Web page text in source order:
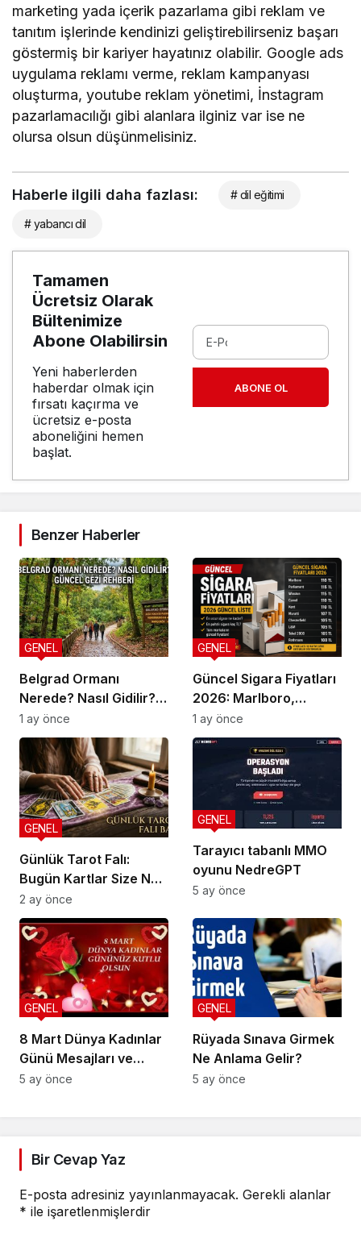
marketing yada içerik pazarlama gibi reklam ve
tanıtım işlerinde kendinizi geliştirebilirseniz başarı
göstermiş bir kariyer hayatınız olabilir. Google ads
uygulama reklamı verme, reklam kampanyası
oluşturma, youtube reklam yönetimi, İnstagram
pazarlamacılığı gibi alanlara ilginiz var ise ne
olursa olsun düşünmelisiniz.
Haberle ilgili daha fazlası: # dil eğitimi
# yabancı dil
Tamamen
Ücretsiz Olarak
Bültenimize
Abone Olabilirsin
Yeni haberlerden
haberdar olmak için
fırsatı kaçırma ve
ücretsiz e-posta
aboneliğini hemen
başlat.
ABONE OL
Benzer Haberler
Belgrad Ormanı
Nerede? Nasıl Gidilir?
Güncel Gezi Rehberi
GENEL
1 ay önce
Güncel Sigara Fiyatları
2026: Marlboro,
Parliament, Winston,
Camel ve Tüm Sigara
Markalarının Zamlı
Fiyat Listesi
GENEL
1 ay önce
Günlük Tarot Falı:
Bugün Kartlar Size Ne
Söylüyor?
GENEL
2 ay önce
Tarayıcı tabanlı MMO
oyunu NedreGPT
GENEL
5 ay önce
8 Mart Dünya Kadınlar
Günü Mesajları ve
Sözleri
GENEL
5 ay önce
Rüyada Sınava Girmek
Ne Anlama Gelir?
GENEL
5 ay önce
Bir Cevap Yaz
E-posta adresiniz yayınlanmayacak. Gerekli alanlar
* ile işaretlenmişlerdir